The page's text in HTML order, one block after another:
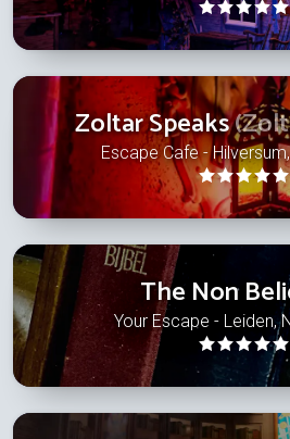
Zoltar Speaks
Escape Cafe -
The Non
Your Escape - Leiden,